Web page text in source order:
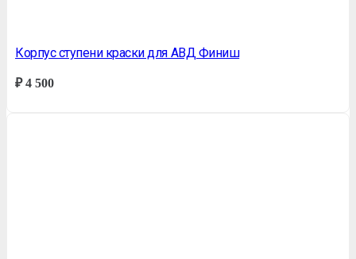
Корпус ступени краски для АВД Финиш
₽4 500